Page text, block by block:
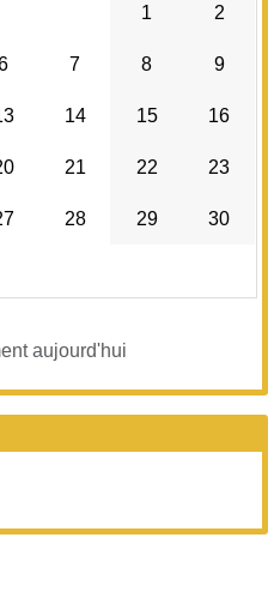
1 2
7 8 9
14 15 16
21 22 23
28 29 30
aujourd'hui